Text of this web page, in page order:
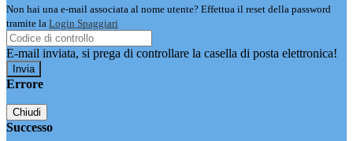
Non hai una e-mail associata al nome utente? Effettua il reset della password
tramite la Login Spaggiari
E-mail inviata, si prega di controllare la casella di posta elettronica!
Errore
Chiudi
Successo